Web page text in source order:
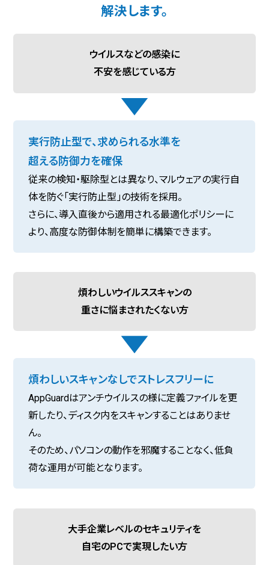
解決します。
ウイルスなどの感染に
不安を感じている方
実行防止型で、求められる水準を
超える防御力を確保
従来の検知・駆除型とは異なり、マルウェアの実行自
体を防ぐ「実行防止型」の技術を採用。
さらに、導入直後から適用される最適化ポリシーに
より、高度な防御体制を簡単に構築できます。
煩わしいウイルススキャンの
重さに悩まされたくない方
煩わしいスキャンなしでストレスフリーに
AppGuardはアンチウイルスの様に定義ファイルを更
新したり、ディスク内をスキャンすることはありませ
ん。
そのため、パソコンの動作を邪魔することなく、低負
荷な運用が可能となります。
大手企業レベルのセキュリティを
自宅のPCで実現したい方